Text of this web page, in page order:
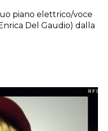
piano elettrico/voce
Del Gaudio) dalla